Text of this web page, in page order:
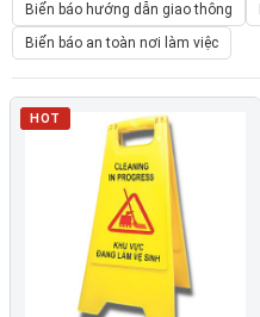
Biển báo hướng dẫn giao thông
Biển báo an toàn nơi làm việc
HOT